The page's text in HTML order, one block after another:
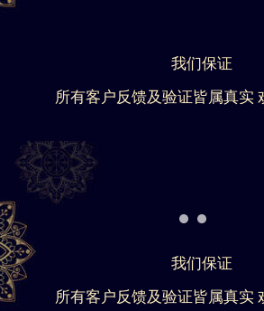
我们保证
所有客户反馈及验证皆属真实
我们保证
所有客户反馈及验证皆属真实